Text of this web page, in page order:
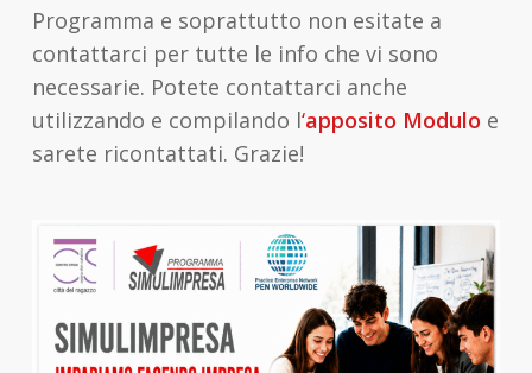
Programma e soprattutto non esitate a
contattarci per tutte le info che vi sono
necessarie. Potete contattarci anche
utilizzando e compilando l‘apposito Modulo e
sarete ricontattati. Grazie!